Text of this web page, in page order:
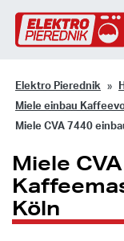
Elektro Pierednik
Miele einbau
Miele CVA 7440
Miele
Köln